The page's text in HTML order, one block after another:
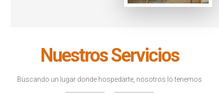
Nuestros Servicios
Buscando un lugar donde hospedarte, nosotros lo tenemos